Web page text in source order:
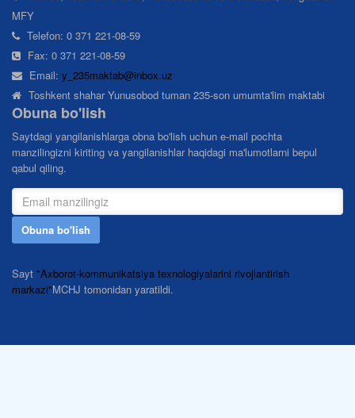
MFY
Telefon: 0 371 221-08-59
Fax: 0 371 221-08-59
Email:y_235maktab@inbox.uz
Toshkent shahar Yunusobod tuman 235-son umumta'lim maktabi
Obuna bo'lish
Saytdagi yangilanishlarga obna bo'lish uchun e-mail pochta
manzilingizni kiriting va yangilanishlar haqidagi ma'lumotlarni bepul
qabul qiling.
Obuna bo'lish
Sayt "Axborot-kommunikatsiya texnologiyalarini rivojlantirish
markazi"MCHJ tomonidan yaratildi.